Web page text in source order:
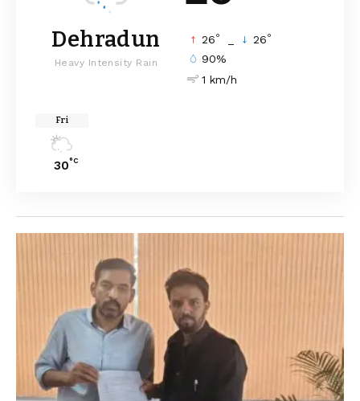
Dehradun
Heavy Intensity Rain
26° 26°
90%
1 km/h
Fri
30°C